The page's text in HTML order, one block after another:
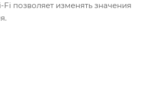
позволяет изменять значения